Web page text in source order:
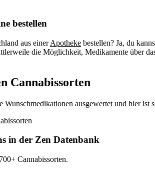
bestellen
aus einerApotheke bestellen? Ja, du
die Möglichkeit, Medikamente über
Cannabissorten
Wunschmedikationen ausgewertet und hier ist
in der Zen Datenbank
Cannabissorten.